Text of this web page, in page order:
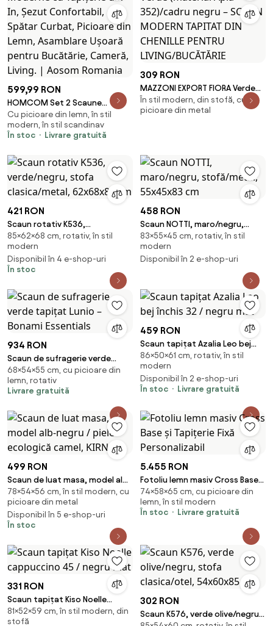
599,99 RON
HOMCOM Set 2 Scaune
Moderne cu Tapițerie din In,
Șezut Confortabil, Spătar
Curbat, Picioare din Lemn,
Bucătărie, Cameră, Living. |
Aosom Romania
Cu picioare din lemn, în stil
modern, în stil scandinav
În stoc
Livrare gratuită
309 RON
MAZZONI EXPORT FIORA Verde
(material Apia 352)/cadru negru
– SCAUN MODERN TAPITAT DIN
În stil modern, din stofă, cu
picioare din metal
421 RON
Scaun rotativ K536,
verde/negru, stofa
clasica/metal, 62x68x85 cm
85×62×68 cm, rotativ, în stil
modern
Disponibil în 4 e-shop-uri
În stoc
458 RON
Scaun NOTTI, maro/negru,
stofă/metal, 55x45x83 cm
83×55×45 cm, rotativ, în stil
modern
Disponibil în 2 e-shop-uri
934 RON
Scaun de sufragerie verde
tapițat Lunio – Bonami
Essentials
68×54×55 cm, cu picioare din
lemn, rotativ
Livrare gratuită
459 RON
Scaun tapițat Azalia Leo bej
închis 32 / negru mat
86×50×61 cm, rotativ, în stil
modern
Disponibil în 2 e-shop-uri
În stoc
Livrare gratuită
499 RON
Scaun de luat masa, model alb-
negru / piele ecologică camel,
KIRNA
78×54×56 cm, în stil modern, cu
picioare din metal
Disponibil în 5 e-shop-uri
În stoc
5.455 RON
Fotoliu lemn masiv Cross Base
și Tapițerie Fixă Personalizabil
74×58×65 cm, cu picioare din
lemn, în stil modern
În stoc
Livrare gratuită
331 RON
Scaun tapițat Kiso Noelle
cappuccino 45 / negru mat
81×52×59 cm, în stil modern, din
stofă
302 RON
Scaun K576, verde olive/negru,